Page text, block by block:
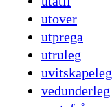
utover
utprega
utruleg
uvitskapeleg
vedunderleg